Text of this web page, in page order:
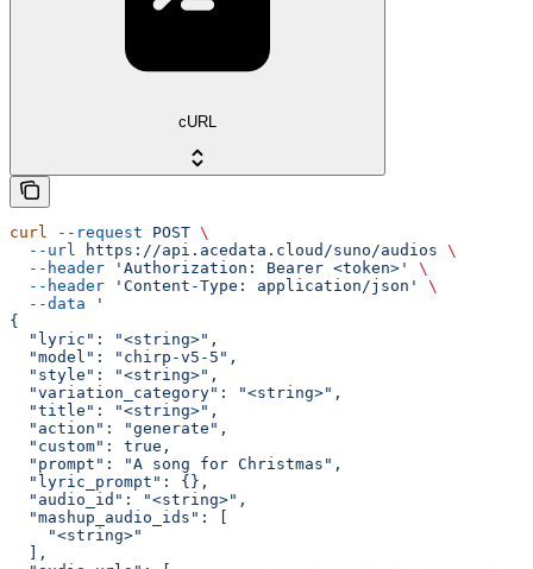
cURL
curl --request POST \
  --url
https://api.acedata.cloud/suno/audios \
  --header
'Authorization: Bearer <token>'
\
  --header
'Content-Type: application/json'
\
  --data
'
{
  "lyric": "<string>",
  "model": "chirp-v5-5",
  "style": "<string>",
  "variation_category": "<string>",
  "title": "<string>",
  "action": "generate",
  "custom": true,
  "prompt": "A song for Christmas",
  "lyric_prompt": {},
  "audio_id": "<string>",
  "mashup_audio_ids": [
    "<string>"
  ],